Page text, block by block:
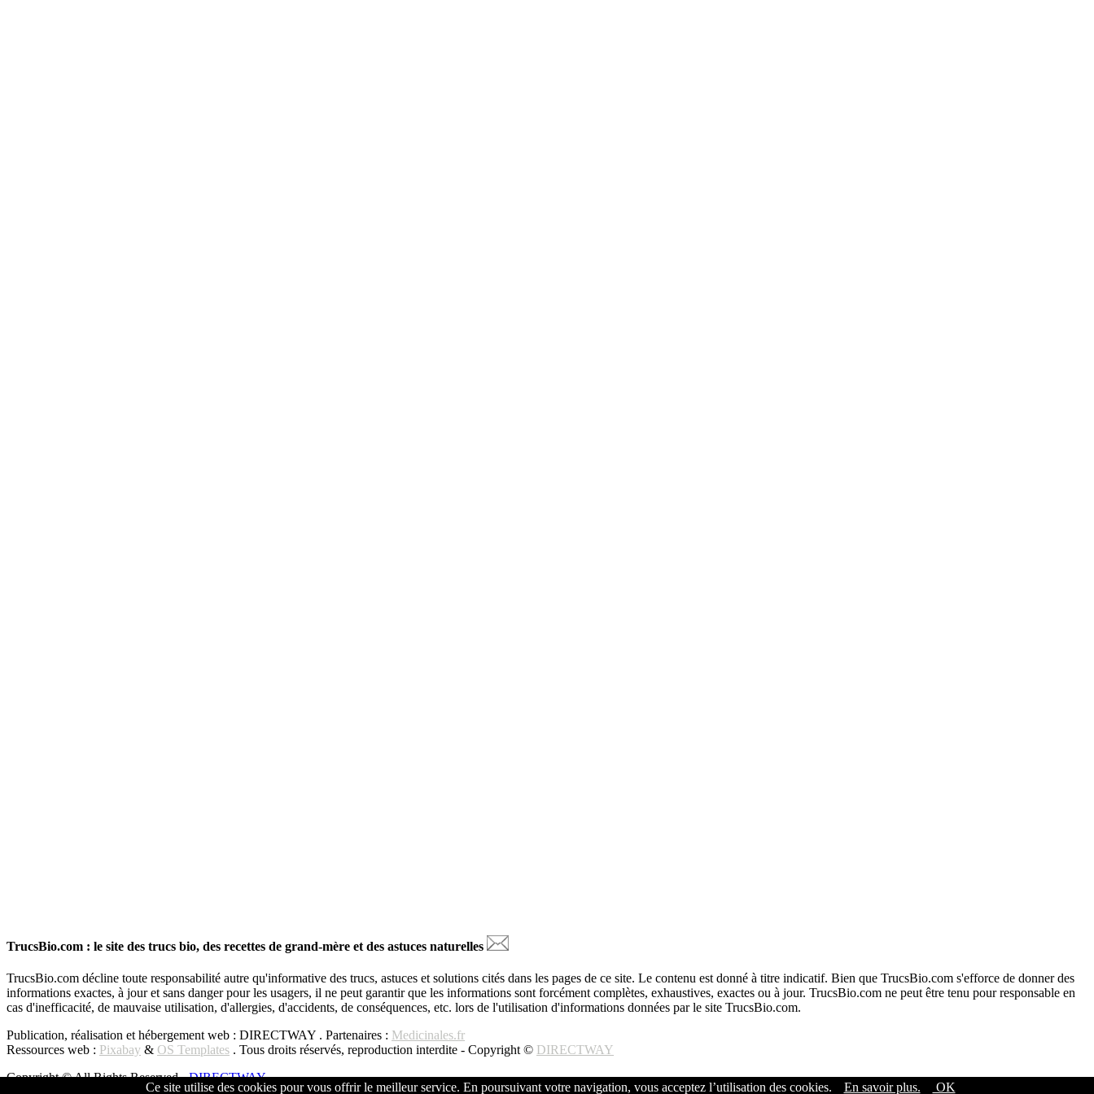
TrucsBio.com : le site des trucs bio, des recettes de grand-mère et des astuces naturelles
TrucsBio.com décline toute responsabilité autre qu'informative des trucs, astuces et solutions cités dans les pages de ce site. Le contenu est donné à titre indicatif. Bien que TrucsBio.com s'efforce de donner des
informations exactes, à jour et sans danger pour les usagers, il ne peut garantir que les informations sont forcément complètes, exhaustives, exactes ou à jour. TrucsBio.com ne peut être tenu pour responsable en
cas d'inefficacité, de mauvaise utilisation, d'allergies, d'accidents, de conséquences, etc. lors de l'utilisation d'informations données par le site TrucsBio.com.
Publication, réalisation et hébergement web : DIRECTWAY . Partenaires : Medicinales.fr
Ressources web : Pixabay & OS Templates . Tous droits réservés, reproduction interdite - Copyright © DIRECTWAY
Copyright © All Rights Reserved -DIRECTWAY
Ce site utilise des cookies pour vous offrir le meilleur service. En poursuivant votre navigation, vous acceptez l’utilisation des cookies. En savoir plus. OK